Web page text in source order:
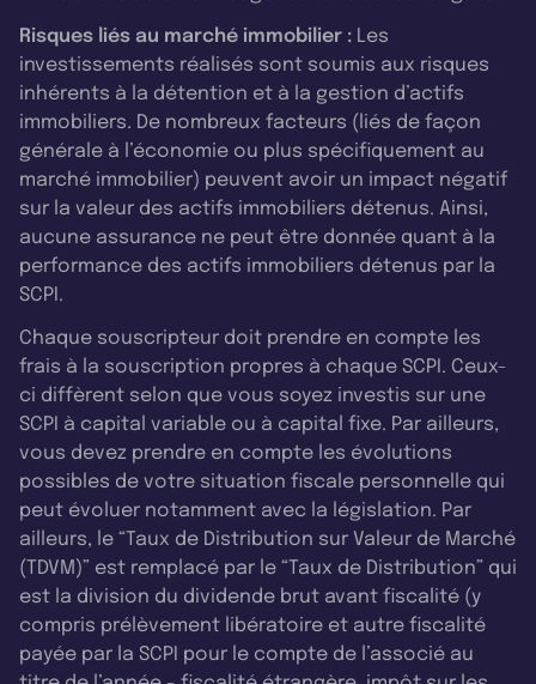
Risques liés au marché immobilier : Les
investissements réalisés sont soumis aux risques
inhérents à la détention et à la gestion d’actifs
immobiliers. De nombreux facteurs (liés de façon
générale à l’économie ou plus spécifiquement au
marché immobilier) peuvent avoir un impact négatif
sur la valeur des actifs immobiliers détenus. Ainsi,
aucune assurance ne peut être donnée quant à la
performance des actifs immobiliers détenus par la
SCPI.
Chaque souscripteur doit prendre en compte les
frais à la souscription propres à chaque SCPI. Ceux-
ci diffèrent selon que vous soyez investis sur une
SCPI à capital variable ou à capital fixe. Par ailleurs,
vous devez prendre en compte les évolutions
possibles de votre situation fiscale personnelle qui
peut évoluer notamment avec la législation. Par
ailleurs, le “Taux de Distribution sur Valeur de Marché
(TDVM)” est remplacé par le “Taux de Distribution” qui
est la division du dividende brut avant fiscalité (y
compris prélèvement libératoire et autre fiscalité
payée par la SCPI pour le compte de l’associé au